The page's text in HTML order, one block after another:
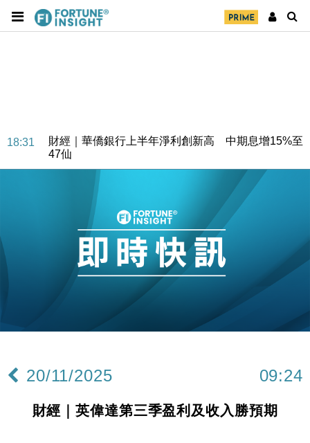
18:31
財經｜華僑銀行上半年淨利創新高 中期息增15%至
47仙
財經｜滙豐上調香港今年GDP預測至4.5% 看好貿易
及消費表現
本地｜假冒內地執法人員要求交「保證金」 43歲女子
損失近6900萬元
財經｜日經失守6.5萬點後回穩 全周仍升近2%
15:47
財經｜恒隆10月換帥 玩具「反」斗城亞洲CEO蔡德
財經｜韓股反覆波動收跌 連挫7周創逾3年最長跌勢
12:44
財經｜日本春季三度入市撐日圓 4月單日斥6.28萬億
11:12
國際｜特朗普料美伊戰事快結束 承認部分彈藥庫存緊
20/11/2025 09:24
財經｜英偉達第三季盈利及收入勝預期